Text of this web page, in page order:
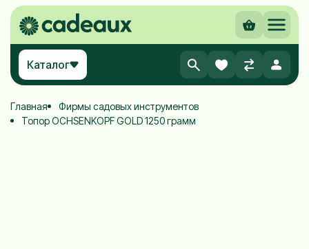
Каталог
Главная
Фирмы садовых инструментов
Топор OCHSENKOPF GOLD 1250 грамм